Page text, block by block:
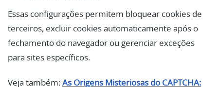
Essas configurações permitem bloquear cookies de
terceiros, excluir cookies automaticamente após o
fechamento do navegador ou gerenciar exceções
para sites específicos.
Veja também: As Origens Misteriosas do CAPTCHA: